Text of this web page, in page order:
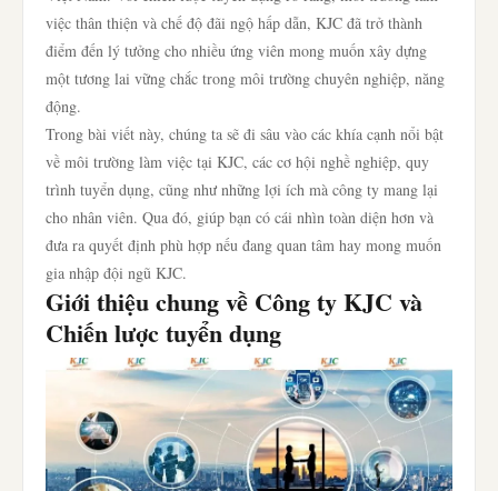
việc thân thiện và chế độ đãi ngộ hấp dẫn, KJC đã trở thành
điểm đến lý tưởng cho nhiều ứng viên mong muốn xây dựng
một tương lai vững chắc trong môi trường chuyên nghiệp, năng
động.
Trong bài viết này, chúng ta sẽ đi sâu vào các khía cạnh nổi bật
về môi trường làm việc tại KJC, các cơ hội nghề nghiệp, quy
trình tuyển dụng, cũng như những lợi ích mà công ty mang lại
cho nhân viên. Qua đó, giúp bạn có cái nhìn toàn diện hơn và
đưa ra quyết định phù hợp nếu đang quan tâm hay mong muốn
gia nhập đội ngũ KJC.
Giới thiệu chung về Công ty KJC và
Chiến lược tuyển dụng